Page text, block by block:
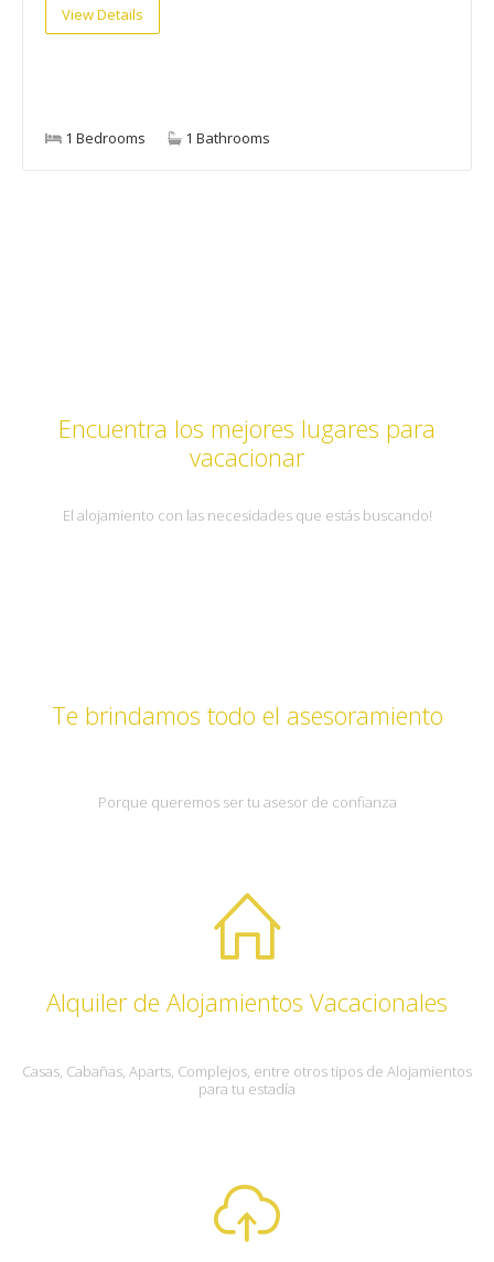
View Details
1 Bedrooms 1 Bathrooms
Encuentra los mejores lugares para
vacacionar
El alojamiento con las necesidades que estás buscando!
Te brindamos todo el asesoramiento
Porque queremos ser tu asesor de confianza
Alquiler de Alojamientos Vacacionales
Casas, Cabañas, Aparts, Complejos, entre otros tipos de Alojamientos
para tu estadía